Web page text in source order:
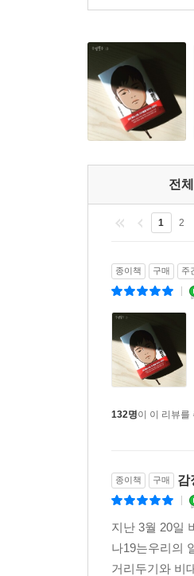
20년 넘게 영화 일
우리들에게 세상을
-장원석 PD(「최
여기, 삶에 대처하
수 있는 가장 좋은
두 소년이 타인과
언제나 괴물이 되
-제10회 창비청소
내가 주인공이
창비청소년문학상
한국형 영어덜트
특별하고 별난 경
감정적으로는 성
소설시장에 파장
작가의 말
전
1 2
종이책 구매 주
132명이 이 리뷰를
종이책 구매 감
지난 3월 20일
나19는우리의
거리두기와 비